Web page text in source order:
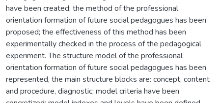
have been created; the method of the professional
orientation formation of future social pedagogues has been
proposed; the effectiveness of this method has been
experimentally checked in the process of the pedagogical
experiment. The structure model of the professional
orientation formation of future social pedagogues has been
represented, the main structure blocks are: concept, content
and procedure, diagnostic; model criteria have been